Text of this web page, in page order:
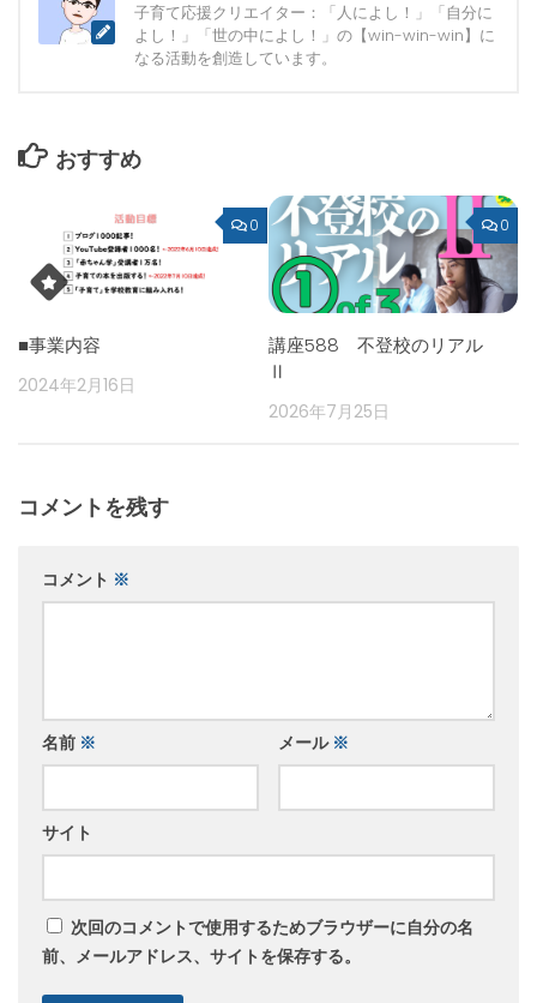
子育て応援クリエイター：「人によし！」「自分に
よし！」「世の中によし！」の【win-win-win】に
なる活動を創造しています。
おすすめ
0
■事業内容
2024年2月16日
0
講座588 不登校のリアル
Ⅱ
2026年7月25日
コメントを残す
コメント ※
名前 ※ メール ※
サイト
次回のコメントで使用するためブラウザーに自分の名
前、メールアドレス、サイトを保存する。